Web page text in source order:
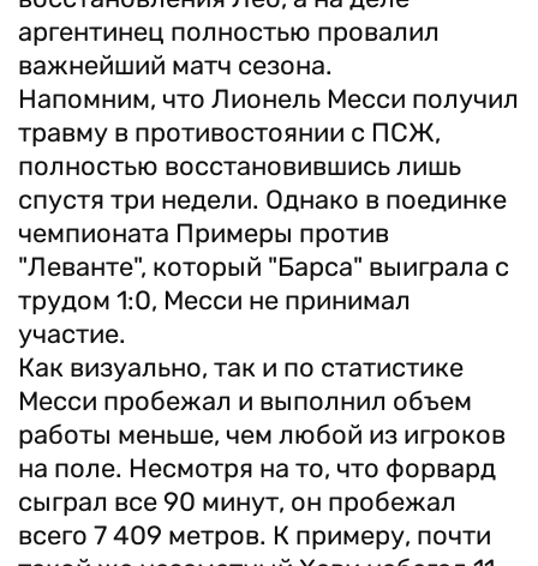
аргентинец полностью провалил
важнейший матч сезона.
Напомним, что Лионель Месси получил
травму в противостоянии с ПСЖ,
полностью восстановившись лишь
спустя три недели. Однако в поединке
чемпионата Примеры против
"Леванте", который "Барса" выиграла с
трудом 1:0, Месси не принимал
участие.
Как визуально, так и по статистике
Месси пробежал и выполнил объем
работы меньше, чем любой из игроков
на поле. Несмотря на то, что форвард
сыграл все 90 минут, он пробежал
всего 7 409 метров. К примеру, почти